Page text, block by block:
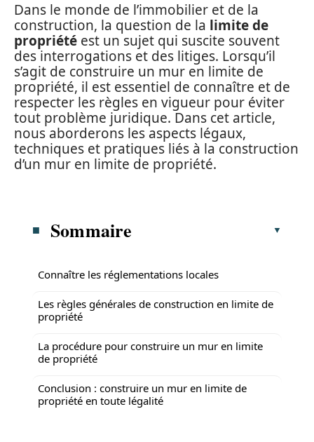
Dans le monde de l’immobilier et de la
construction, la question de la limite de
propriété est un sujet qui suscite souvent
des interrogations et des litiges. Lorsqu’il
s’agit de construire un mur en limite de
propriété, il est essentiel de connaître et de
respecter les règles en vigueur pour éviter
tout problème juridique. Dans cet article,
nous aborderons les aspects légaux,
techniques et pratiques liés à la construction
d’un mur en limite de propriété.
Sommaire
Connaître les réglementations locales
Les règles générales de construction en limite de
propriété
La procédure pour construire un mur en limite
de propriété
Conclusion : construire un mur en limite de
propriété en toute légalité